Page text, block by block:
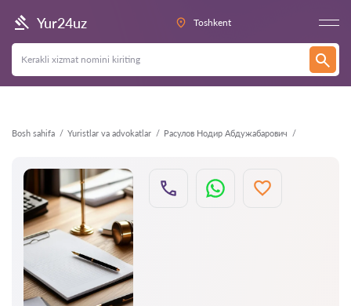
Yur24uz Toshkent
Bosh sahifa Yuristlar va advokatlar Расулов Нодир Абдужабарович
Orqaga